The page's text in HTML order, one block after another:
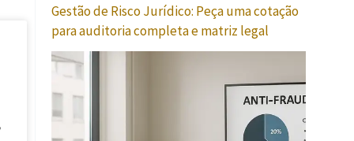
Gestão de Risco Jurídico: Peça uma cotação
para auditoria completa e matriz legal